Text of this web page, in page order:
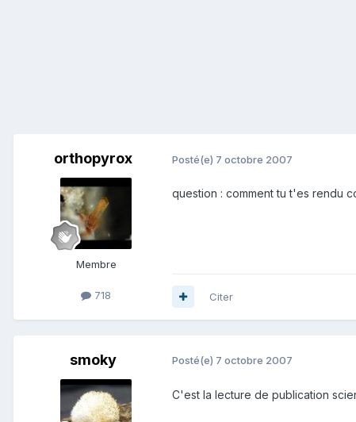
orthopyrox
Membre
718
Posté(e) 7 octobre 2007
question : comment tu t'es rendu
Citer
smoky Posté(e) 7 octobre 2007
C'est la lecture de publication